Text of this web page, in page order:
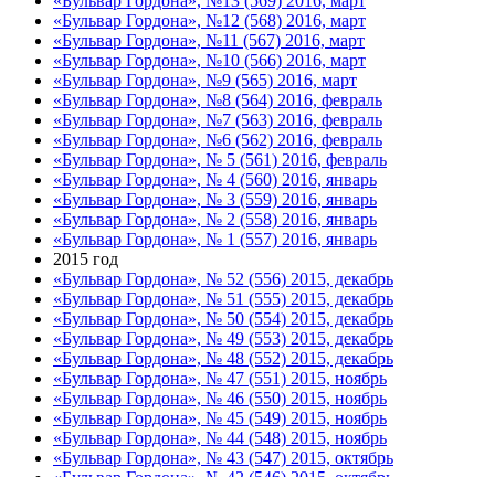
«Бульвар Гордона», №12 (568) 2016, март
«Бульвар Гордона», №11 (567) 2016, март
«Бульвар Гордона», №10 (566) 2016, март
«Бульвар Гордона», №9 (565) 2016, март
«Бульвар Гордона», №8 (564) 2016, февраль
«Бульвар Гордона», №7 (563) 2016, февраль
«Бульвар Гордона», №6 (562) 2016, февраль
«Бульвар Гордона», № 5 (561) 2016, февраль
«Бульвар Гордона», № 4 (560) 2016, январь
«Бульвар Гордона», № 3 (559) 2016, январь
«Бульвар Гордона», № 2 (558) 2016, январь
«Бульвар Гордона», № 1 (557) 2016, январь
2015 год
«Бульвар Гордона», № 52 (556) 2015, декабрь
«Бульвар Гордона», № 51 (555) 2015, декабрь
«Бульвар Гордона», № 50 (554) 2015, декабрь
«Бульвар Гордона», № 49 (553) 2015, декабрь
«Бульвар Гордона», № 48 (552) 2015, декабрь
«Бульвар Гордона», № 47 (551) 2015, ноябрь
«Бульвар Гордона», № 46 (550) 2015, ноябрь
«Бульвар Гордона», № 45 (549) 2015, ноябрь
«Бульвар Гордона», № 44 (548) 2015, ноябрь
«Бульвар Гордона», № 43 (547) 2015, октябрь